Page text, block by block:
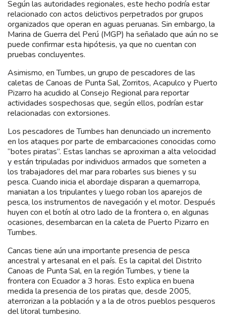
Según las autoridades regionales, este hecho podría estar
relacionado con actos delictivos perpetrados por grupos
organizados que operan en aguas peruanas. Sin embargo, la
Marina de Guerra del Perú (MGP) ha señalado que aún no se
puede confirmar esta hipótesis, ya que no cuentan con
pruebas concluyentes.
Asimismo, en Tumbes, un grupo de pescadores de las
caletas de Canoas de Punta Sal, Zorritos, Acapulco y Puerto
Pizarro ha acudido al Consejo Regional para reportar
actividades sospechosas que, según ellos, podrían estar
relacionadas con extorsiones.
Los pescadores de Tumbes han denunciado un incremento
en los ataques por parte de embarcaciones conocidas como
“botes piratas”. Estas lanchas se aproximan a alta velocidad
y están tripuladas por individuos armados que someten a
los trabajadores del mar para robarles sus bienes y su
pesca. Cuando inicia el abordaje disparan a quemarropa,
maniatan a los tripulantes y luego roban los aparejos de
pesca, los instrumentos de navegación y el motor. Después
huyen con el botín al otro lado de la frontera o, en algunas
ocasiones, desembarcan en la caleta de Puerto Pizarro en
Tumbes.
Cancas tiene aún una importante presencia de pesca
ancestral y artesanal en el país. Es la capital del Distrito
Canoas de Punta Sal, en la región Tumbes, y tiene la
frontera con Ecuador a 3 horas. Esto explica en buena
medida la presencia de los piratas que, desde 2005,
aterrorizan a la población y a la de otros pueblos pesqueros
del litoral tumbesino.